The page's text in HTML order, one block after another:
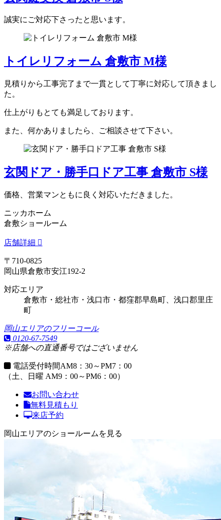
誠実にご対応下さったと思います。
トイレリフォーム 倉敷市 M様
見積りから工事完了まで一貫として丁寧に対応して頂きまし
た。
仕上がりもとても満足しております。
また、何かありましたら、ご相談させて下さい。
玄関ドア・勝手口ドア工事 倉敷市 S様
価格、営業マンともに良く対応いただきました。
ニッカホーム
倉敷ショールーム
店舗詳細
〒710-0825
岡山県倉敷市安江192-2
対応エリア
倉敷市・総社市・浅口市・都窪郡早島町、浅口郡里庄
町
岡山エリアのフリーコール
0120-67-7549
※店舗への直通番号ではございません
電話受付時間AM8：30～PM7：00
（土、日曜 AM9：00～PM6：00）
お問い合わせ
無料見積もり
来店予約
岡山エリアのショールームを見る